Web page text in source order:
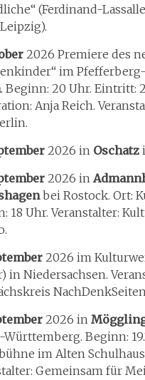
(Ferdinand-
2026 Premiere des
im
. Beginn: 20 Uhr. Eintritt:
Anja Reich.
2026 in Oschatz
2026 in
bei Rostock. Ort:
18 Uhr. Veranstalter:
2026 im
in Niedersachsen.
2026 in
Württemberg. Beginn:
im Alten
Gemeinsam für